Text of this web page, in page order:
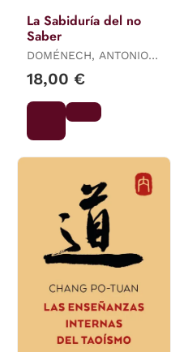
La Sabiduría del no
Saber
DOMÉNECH, ANTONIO
LOZANO
18,00 €